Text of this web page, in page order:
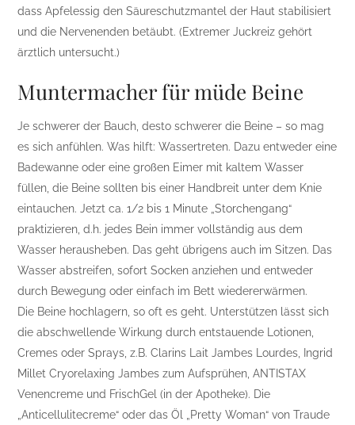
dass Apfelessig den Säureschutzmantel der Haut stabilisiert
und die Nervenenden betäubt. (Extremer Juckreiz gehört
ärztlich untersucht.)
Muntermacher für müde Beine
Je schwerer der Bauch, desto schwerer die Beine – so mag
es sich anfühlen. Was hilft: Wassertreten. Dazu entweder eine
Badewanne oder eine großen Eimer mit kaltem Wasser
füllen, die Beine sollten bis einer Handbreit unter dem Knie
eintauchen. Jetzt ca. 1/2 bis 1 Minute „Storchengang“
praktizieren, d.h. jedes Bein immer vollständig aus dem
Wasser herausheben. Das geht übrigens auch im Sitzen. Das
Wasser abstreifen, sofort Socken anziehen und entweder
durch Bewegung oder einfach im Bett wiedererwärmen.
Die Beine hochlagern, so oft es geht. Unterstützen lässt sich
die abschwellende Wirkung durch entstauende Lotionen,
Cremes oder Sprays, z.B. Clarins Lait Jambes Lourdes, Ingrid
Millet Cryorelaxing Jambes zum Aufsprühen, ANTISTAX
Venencreme und FrischGel (in der Apotheke). Die
„Anticellulitecreme“ oder das Öl „Pretty Woman“ von Traude